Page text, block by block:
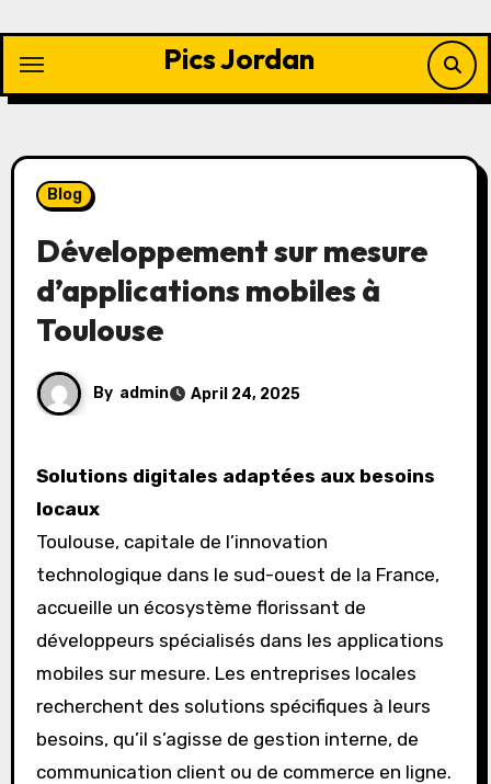
content
Pics Jordan
Blog
Développement sur mesure
d’applications mobiles à
Toulouse
By admin April 24, 2025
Solutions digitales adaptées aux besoins
locaux
Toulouse, capitale de l’innovation
technologique dans le sud-ouest de la France,
accueille un écosystème florissant de
développeurs spécialisés dans les applications
mobiles sur mesure. Les entreprises locales
recherchent des solutions spécifiques à leurs
besoins, qu’il s’agisse de gestion interne, de
communication client ou de commerce en ligne.